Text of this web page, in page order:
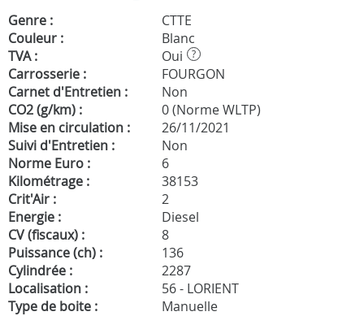
Genre :
CTTE
Couleur :
Blanc
TVA :
Oui ?
Carrosserie :
FOURGON
Carnet d'Entretien :
Non
CO2 (g/km) :
0 (Norme WLTP)
Mise en circulation :
26/11/2021
Suivi d'Entretien :
Non
Norme Euro :
6
Kilométrage :
38153
Crit'Air :
2
Energie :
Diesel
CV (fiscaux) :
8
Puissance (ch) :
136
Cylindrée :
2287
Localisation :
56 - LORIENT
Type de boite :
Manuelle